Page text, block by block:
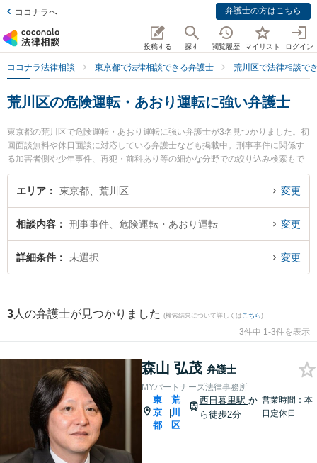
ココナラへ 弁護士の方はこちら
投稿する 探す 閲覧履歴 マイリスト ログイン
ココナラ法律相談 東京都で法律相談できる弁護士 荒川区で法律相談で
荒川区の危険運転・あおり運転に強い弁護士
東京都の荒川区で危険運転・あおり運転に強い弁護士が3名見つかりました。初
回面談無料や休日面談に対応している弁護士なども掲載中。刑事事件に関係す
る加害者側や少年事件、再犯・前科あり等の細かな分野での絞り込み検索もで
き便利です。特にMYパートナーズ法律事務所の森山 弘茂弁護士やMYパートナ
ーズ法律事務所の吉成 安友弁護士、あやめ法律事務所の足立 東子弁護士のプロ
い』『危険運転・あおり運転のトラブル解決の実績豊富な近くの弁護士を検索
したい』『初回相談無料で危険運転・あおり運転を法律相談できる荒川区内の
弁護士に相談予約したい』などでお困りの相談者さんにおすすめです。
エリア 東京都、荒川区 変更
相談内容 刑事事件、危険運転・あおり運転 変更
詳細条件 未選択 変更
3 人の弁護士が見つかりました (検索結果について詳しくは こちら)
3件中 1-3件を表示
森山 弘茂 弁護士
MYパートナーズ法律事務所
東
京
都
|
荒
川
区
西日暮里駅 か
ら徒歩2分
営業時間：本
日定休日